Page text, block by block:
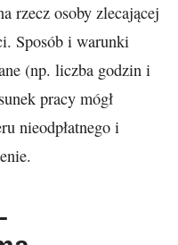
rzecz osoby zlecającej
Sposób i warunki
(np. liczba godzin i
pracy mógł
nieodpłatnego i